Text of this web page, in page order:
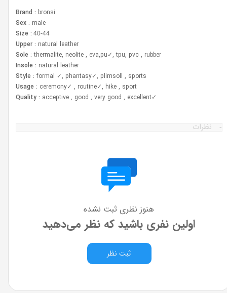
Brand : bronsi
Sex : male
Size : 40-44
Upper : natural leather
Sole :thermalite, neolite , eva,pu✓, tpu, pvc , rubber
Insole : natural leather
Style : formal ✓, phantasy✓, plimsoll , sports
Usage : ceremony✓ , routine✓, hike , sport
✓
Quality : acceptive , good , very good , excellent
نظرات
هنوز نظری ثبت نشده
اولین نفری باشید که نظر می‌دهید
ثبت نظر